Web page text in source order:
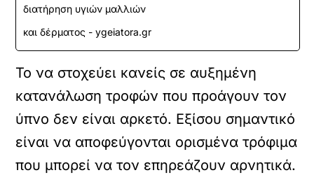
διατήρηση υγιών μαλλιών
και δέρματος - ygeiatora.gr
Το να στοχεύει κανείς σε αυξημένη
κατανάλωση τροφών που προάγουν τον
ύπνο δεν είναι αρκετό. Εξίσου σημαντικό
είναι να αποφεύγονται ορισμένα τρόφιμα
που μπορεί να τον επηρεάζουν αρνητικά.